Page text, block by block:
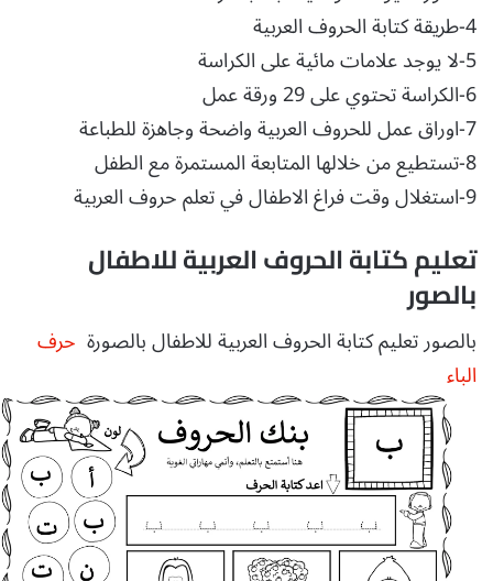
4-طريقة كتابة الحروف العربية
5-لا يوجد علامات مائية على الكراسة
6-الكراسة تحتوي على 29 ورقة عمل
7-اوراق عمل للحروف العربية واضحة وجاهزة للطباعة
8-تستطيع من خلالها المتابعة المستمرة مع الطفل
9-استغلال وقت فراغ الاطفال في تعلم حروف العربية
تعليم كتابة الحروف العربية للاطفال
بالصور
بالصور تعليم كتابة الحروف العربية للاطفال بالصورة حرف
الباء